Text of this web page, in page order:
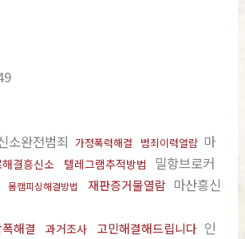
소완전범죄 가정폭력해결 범죄이력열람 마
결흥신소 텔레그램추적방법 밀항브로커
몸캠피싱해결방법 재판증거물열람 마산흥신
해결 과거조사 고민해결해드립니다 인